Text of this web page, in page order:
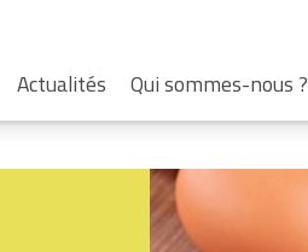
Actualités Qui sommes-nous ?